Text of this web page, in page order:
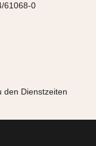
61068-0
den Dienstzeiten